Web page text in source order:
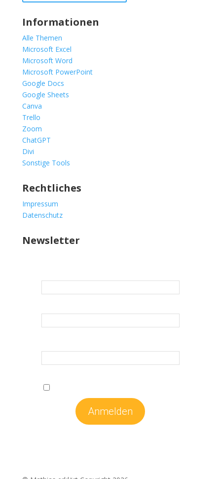
Informationen
Alle Themen
Microsoft Excel
Microsoft Word
Microsoft PowerPoint
Google Docs
Google Sheets
Canva
Trello
Zoom
ChatGPT
Divi
Sonstige Tools
Rechtliches
Impressum
Datenschutz
Newsletter